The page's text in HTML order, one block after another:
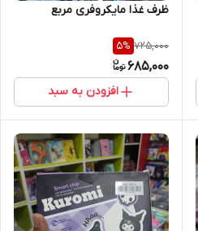
ظرف غذا مایکروفری مربع
725,000
5%
685,000
افزودن به سبد